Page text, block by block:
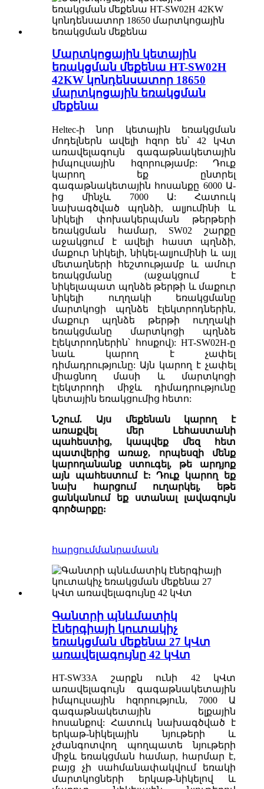
Մարտկոցային կետային
եռակցման մեքենա HT-SW02H
42KW կոնդենսատոր 18650
մարտկոցային եռակցման
մեքենա
Heltec-ի նոր կետային եռակցման
մոդելներն ավելի հզոր են՝ 42 կՎտ
առավելագույն գագաթնակետային
իմպուլսային հզորությամբ: Դուք
կարող եք ընտրել
գագաթնակետային հոսանքը 6000 Ա-
ից մինչև 7000 Ա: Հատուկ
նախագծված պղնձի, ալյումինի և
նիկելի փոխակերպման թերթերի
եռակցման համար, SW02 շարքը
աջակցում է ավելի հաստ պղնձի,
մաքուր նիկելի, նիկել-ալյումինի և այլ
մետաղների հեշտությամբ և ամուր
եռակցմանը (աջակցում է
նիկելապատ պղնձե թերթի և մաքուր
նիկելի ուղղակի եռակցմանը
մարտկոցի պղնձե էլեկտրոդներին,
մաքուր պղնձե թերթի ուղղակի
եռակցմանը մարտկոցի պղնձե
էլեկտրոդներին՝ հոսքով): HT-SW02H-ը
նաև կարող է չափել
դիմադրությունը: Այն կարող է չափել
միացնող մասի և մարտկոցի
էլեկտրոդի միջև դիմադրությունը
կետային եռակցումից հետո:
Նշում. Այս մեքենան կարող է
առաքվել մեր Լեհաստանի
պահեստից, կապվեք մեզ հետ
պատվերից առաջ, որպեսզի մենք
կարողանանք ստուգել, ​​թե արդյոք
այն պահեստում է: Դուք կարող եք
նախ հարցում ուղարկել, եթե
ցանկանում եք ստանալ լավագույն
գործարքը:
հարցումմանրամասն
Գանտրի պնևմատիկ
էներգիայի կուտակիչ
եռակցման մեքենա 27 կՎտ
առավելագույնը 42 կՎտ
HT-SW33A շարքն ունի 42 կՎտ
առավելագույն գագաթնակետային
իմպուլսային հզորություն, 7000 Ա
գագաթնակետային ելքային
հոսանքով: Հատուկ նախագծված է
երկաթ-նիկելային նյութերի և
չժանգոտվող պողպատե նյութերի
միջև եռակցման համար, հարմար է,
բայց չի սահմանափակվում եռակի
մարտկոցների երկաթ-նիկելով և